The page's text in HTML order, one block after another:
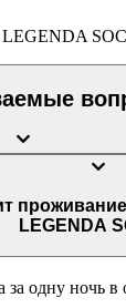
LEGENDA
в отеле Апарт-
LEGENDA
одну ночь в